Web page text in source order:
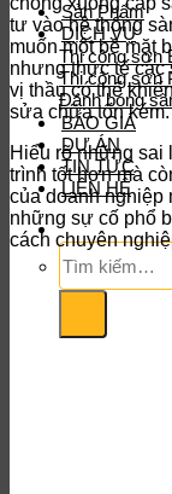
Sản Phẩm
DỊCH VỤ
Thi công sơn
Thi công sơn
Đánh bóng
BÁO GIÁ
DỰ ÁN
TIN TỨC
LIÊN HỆ
Tìm
kiếm:
tư vào hệ thống
muốn một bề mặt
nhưng thực tế các
vị thầu có thể
sửa chữa tốn kém.
Hiểu rõ những sai
trình tốt hơn mà
của doanh nghiệp
những sự cố phổ
cách chuyên